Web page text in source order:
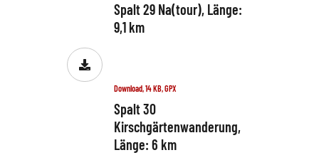
Spalt 29 Na(tour), Länge:
9,1 km
Download, 14 KB, GPX
Spalt 30
Kirschgärtenwanderung,
Länge: 6 km